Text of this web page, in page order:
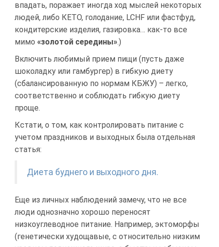
впадать, поражает иногда ход мыслей некоторых
людей, либо КЕТО, голодание, LCHF или фастфуд,
кондитерские изделия, газировка… как-то все
мимо «золотой середины».)
Включить любимый прием пищи (пусть даже
шоколадку или гамбургер) в гибкую диету
(сбалансированную по нормам КБЖУ) – легко,
соответственно и соблюдать гибкую диету
проще.
Кстати, о том, как контролировать питание с
учетом праздников и выходных была отдельная
статья:
Диета буднего и выходного дня.
Еще из личных наблюдений замечу, что не все
люди однозначно хорошо переносят
низкоуглеводное питание. Например, эктоморфы
(генетически худощавые, с относительно низким